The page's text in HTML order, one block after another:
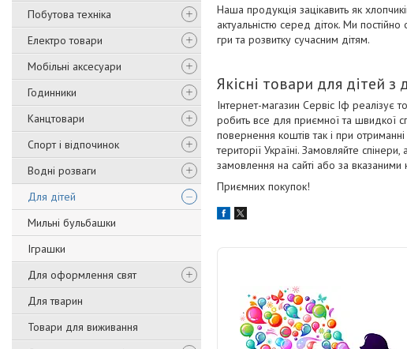
Побутова техніка
Електро товари
Мобільні аксесуари
Годинники
Канцтовари
Спорт і відпочинок
Водні розваги
Для дітей
Мильні бульбашки
Іграшки
Для оформлення свят
Для тварин
Товари для виживання
Наша продукція зацікавить як
актуальністю серед діток. Ми
гри та розвитку сучасним дітям.
Якісні товари для дітей з
Інтернет-магазин Сервіс Іф реалізує
робить все для приємної та швидкої
повернення коштів так і при
території Україні. Замовляйте
замовлення на сайті або за
Приємних покупок!